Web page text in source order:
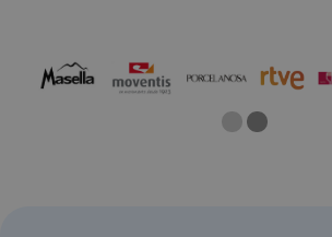
OneTwo
Current